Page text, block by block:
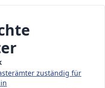
zuständig für